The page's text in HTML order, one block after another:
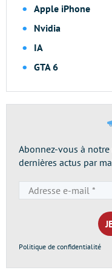
Apple iPhone
Nvidia
IA
GTA 6
Abonnez-vous à
dernières actus par
Politique de confidentialité